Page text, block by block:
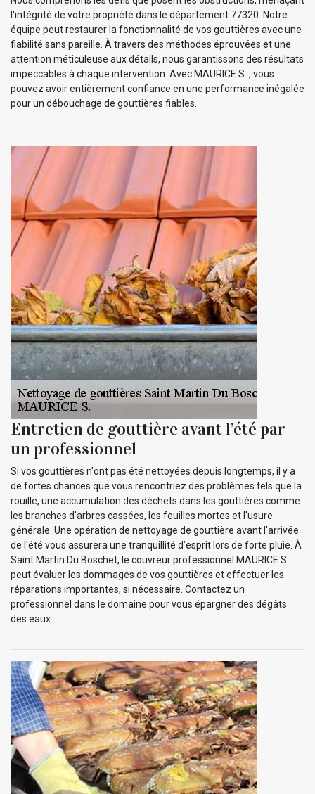
l'intégrité de votre propriété dans le département 77320. Notre
équipe peut restaurer la fonctionnalité de vos gouttières avec une
fiabilité sans pareille. À travers des méthodes éprouvées et une
attention méticuleuse aux détails, nous garantissons des résultats
impeccables à chaque intervention. Avec MAURICE S. , vous
pouvez avoir entièrement confiance en une performance inégalée
pour un débouchage de gouttières fiables.
Entretien de gouttière avant l’été par
un professionnel
Si vos gouttières n'ont pas été nettoyées depuis longtemps, il y a
de fortes chances que vous rencontriez des problèmes tels que la
rouille, une accumulation des déchets dans les gouttières comme
les branches d'arbres cassées, les feuilles mortes et l'usure
générale. Une opération de nettoyage de gouttière avant l'arrivée
de l'été vous assurera une tranquillité d’esprit lors de forte pluie. À
Saint Martin Du Boschet, le couvreur professionnel MAURICE S.
peut évaluer les dommages de vos gouttières et effectuer les
réparations importantes, si nécessaire. Contactez un
professionnel dans le domaine pour vous épargner des dégâts
des eaux.